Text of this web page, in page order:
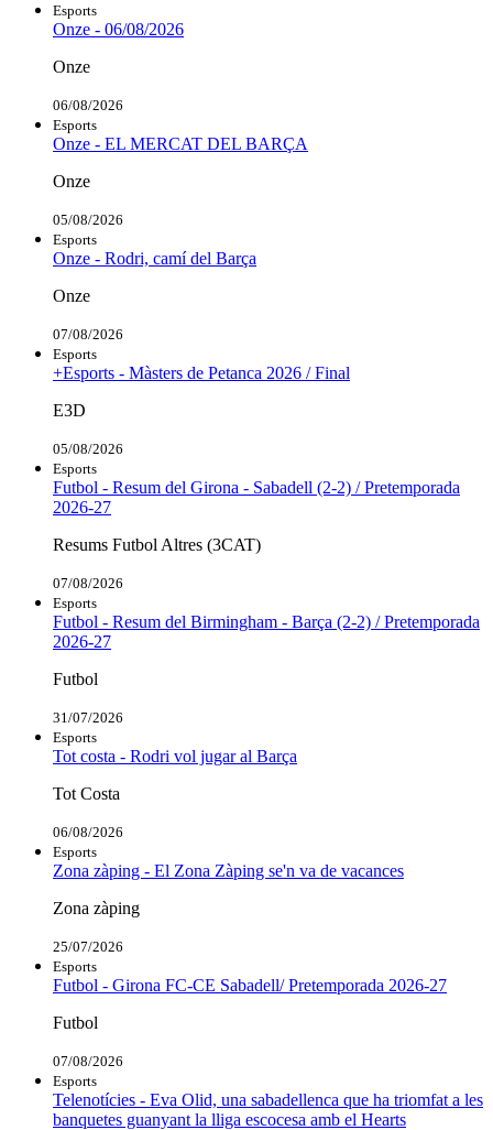
Esports
Onze - 06/08/2026
Onze
06/08/2026
Esports
Onze - EL MERCAT DEL BARÇA
Onze
05/08/2026
Esports
Onze - Rodri, camí del Barça
Onze
07/08/2026
Esports
+Esports - Màsters de Petanca 2026 / Final
E3D
05/08/2026
Esports
Futbol - Resum del Girona - Sabadell (2-2) / Pretemporada
2026-27
Resums Futbol Altres (3CAT)
07/08/2026
Esports
Futbol - Resum del Birmingham - Barça (2-2) / Pretemporada
2026-27
Futbol
31/07/2026
Esports
Tot costa - Rodri vol jugar al Barça
Tot Costa
06/08/2026
Esports
Zona zàping - El Zona Zàping se'n va de vacances
Zona zàping
25/07/2026
Esports
Futbol - Girona FC-CE Sabadell/ Pretemporada 2026-27
Futbol
07/08/2026
Esports
Telenotícies - Eva Olid, una sabadellenca que ha triomfat a les
banquetes guanyant la lliga escocesa amb el Hearts